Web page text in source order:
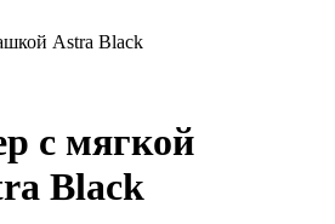
Astra Black
с мягкой
Black